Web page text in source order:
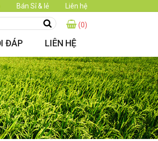
Bán Sỉ & lẻ Liên hệ
(0)
ĐÁP LIÊN HỆ